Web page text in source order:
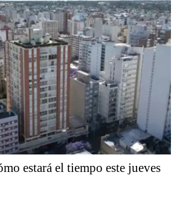
estará el tiempo este jueves